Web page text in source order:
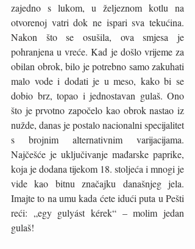
zajedno s lukom, u željeznom kotlu na
otvorenoj vatri dok ne ispari sva tekućina.
Nakon što se osušila, ova smjesa je
pohranjena u vreće. Kad je došlo vrijeme za
obilan obrok, bilo je potrebno samo zakuhati
malo vode i dodati je u meso, kako bi se
dobio brz, topao i jednostavan gulaš. Ono
što je prvotno započelo kao obrok nastao iz
nužde, danas je postalo nacionalni specijalitet
s brojnim alternativnim varijacijama.
Najčešće je uključivanje mađarske paprike,
koja je dodana tijekom 18. stoljeća i mnogi je
vide kao bitnu značajku današnjeg jela.
Imajte to na umu kada ćete idući puta u Pešti
reći: „egy gulyást kérek“ – molim jedan
gulaš!